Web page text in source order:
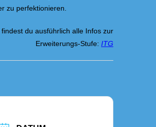
zu perfektionieren.
findest du ausführlich alle Infos zur
Erweiterungs-Stufe: ITG